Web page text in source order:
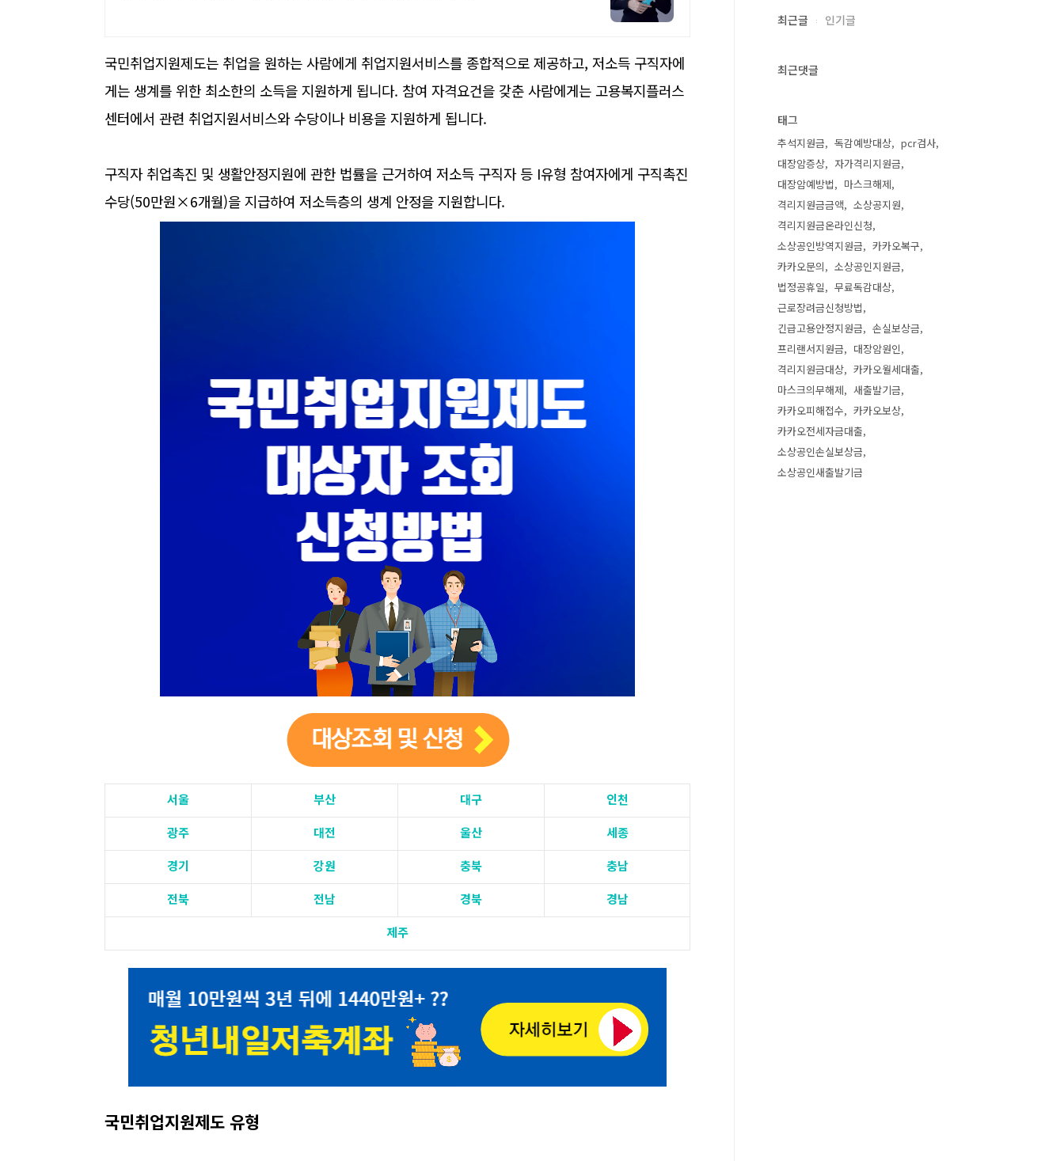
국민취업지원제도는 취업을 원하는 사람에게 취업지원서비스를 종합적으로 제공하고, 저소득 구직자에
게는 생계를 위한 최소한의 소득을 지원하게 됩니다. 참여 자격요건을 갖춘 사람에게는 고용복지플러스
센터에서 관련 취업지원서비스와 수당이나 비용을 지원하게 됩니다.
구직자 취업촉진 및 생활안정지원에 관한 법률을 근거하여 저소득 구직자 등 I유형 참여자에게 구직촉진
수당(50만원×6개월)을 지급하여 저소득층의 생계 안정을 지원합니다.
서울 부산 대구
인천
광주
대전 울산
세종
경기
강원 충북
충남
전북
전남 경북
경남
제주
국민취업지원제도 유형
최근글 인기글
최근댓글
태그
추석지원금 독감예방대상
pcr검사
대장암증상
자가격리지원금
대장암예방법
마스크해제
격리지원금금액
소상공지원
격리지원금온라인신청
소상공인방역지원금
카카오복구
카카오문의
소상공인지원금
법정공휴일
무료독감대상
근로장려금신청방법
긴급고용안정지원금
손실보상금
프리랜서지원금
대장암원인
격리지원금대상
카카오월세대출
마스크의무해제
새출발기금
카카오피해접수
카카오보상
카카오전세자금대출
소상공인손실보상금
소상공인새출발기금